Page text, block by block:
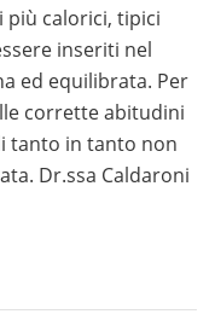
più calorici, tipici
inseriti nel
ed equilibrata. Per
corrette abitudini
tanto in tanto non
Dr.ssa Caldaroni